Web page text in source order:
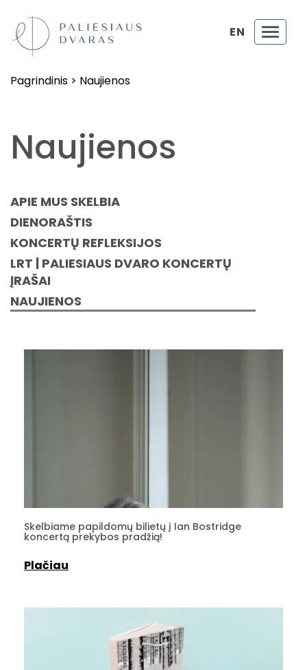
EN
Pagrindinis > Naujienos
Naujienos
APIE MUS SKELBIA
DIENORAŠTIS
KONCERTŲ REFLEKSIJOS
LRT | PALIESIAUS DVARO KONCERTŲ
ĮRAŠAI
NAUJIENOS
Skelbiame papildomų bilietų į Ian Bostridge
koncertą prekybos pradžią!
Plačiau